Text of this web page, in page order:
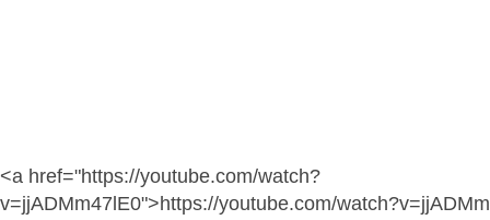
<a href="https://youtube.com/watch?
v=jjADMm47lE0">https://youtube.com/